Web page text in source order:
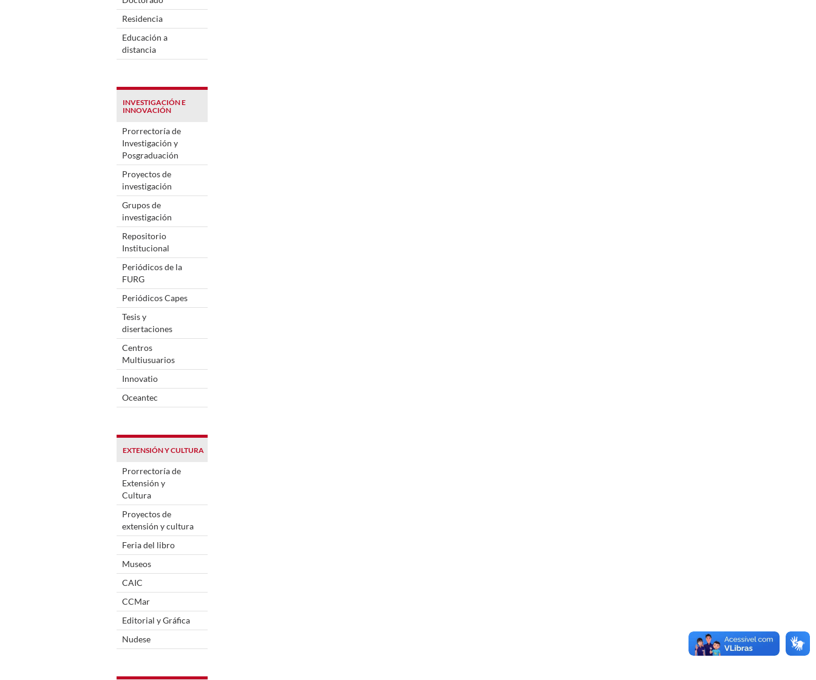
Residencia
Educación a
distancia
INVESTIGACIÓN E
INNOVACIÓN
Prorrectoría de
Investigación y
Posgraduación
Proyectos de
investigación
Grupos de
investigación
Repositorio
Institucional
Periódicos de la
FURG
Periódicos Capes
Tesis y
disertaciones
Centros
Multiusuarios
Innovatio
Oceantec
EXTENSIÓN Y CULTURA
Prorrectoría de
Extensión y
Cultura
Proyectos de
extensión y cultura
Feria del libro
Museos
CAIC
CCMar
Editorial y Gráfica
Nudese